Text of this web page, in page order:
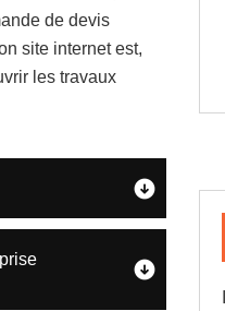
de devis
site internet est,
les travaux